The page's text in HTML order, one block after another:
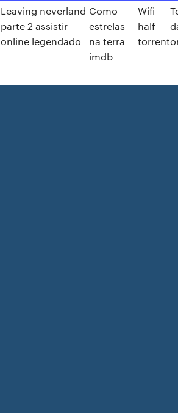
Leaving neverland
parte 2 assistir
online legendado
Como
estrelas
na terra
imdb
Wifi
half
torrent